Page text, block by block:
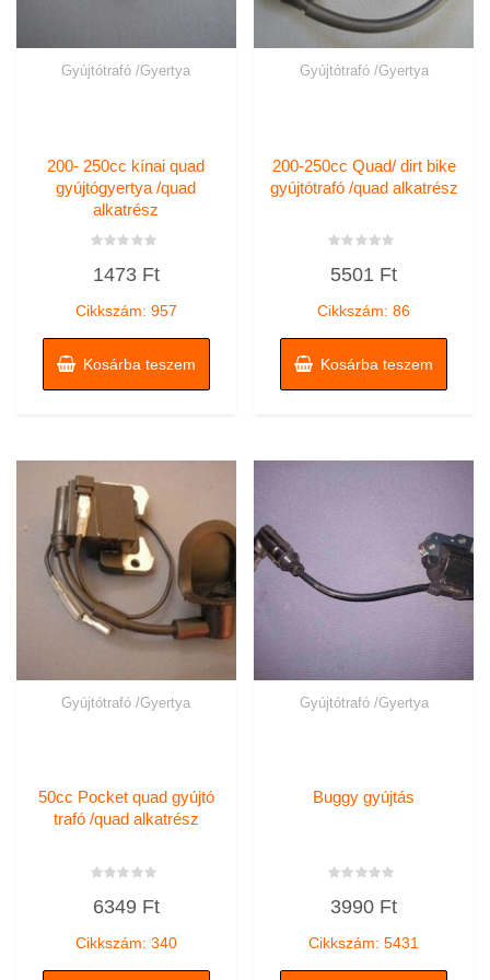
Gyújtótrafó /Gyertya
200- 250cc kínai quad
gyújtógyertya /quad
alkatrész
01473 Ft
Cikkszám: 957
Kosárba teszem
Gyújtótrafó /Gyertya
200-250cc Quad/ dirt bike
gyújtótrafó /quad alkatrész
0
5501 Ft
Cikkszám: 86
Kosárba teszem
Gyújtótrafó /Gyertya
50cc Pocket quad gyújtó
trafó /quad alkatrész
0
6349 Ft
Cikkszám: 340
Gyújtótrafó /Gyertya
Buggy gyújtás
0
3990 Ft
Cikkszám: 5431